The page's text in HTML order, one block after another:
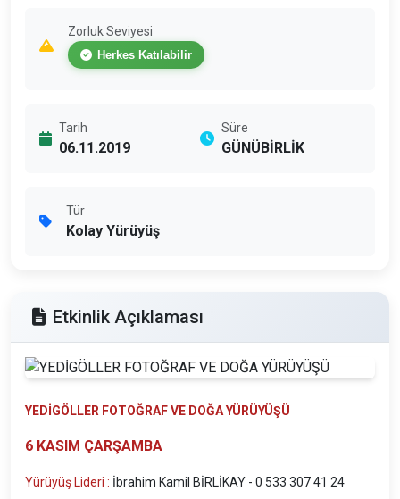
Zorluk Seviyesi
Herkes Katılabilir
Tarih
06.11.2019
Süre
GÜNÜBİRLİK
Tür
Kolay Yürüyüş
Etkinlik Açıklaması
YEDİGÖLLER FOTOĞRAF VE DOĞA YÜRÜYÜŞÜ
6 KASIM ÇARŞAMBA
Yürüyüş Lideri : İbrahim Kamil BİRLİKAY - 0 533 307 41 24